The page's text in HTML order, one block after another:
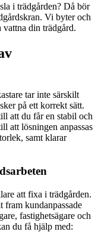
i trädgården? Då bör
Vi byter och
vattna din trädgård.
tar inte särskilt
på ett korrekt sätt.
att du får en stabil och
att lösningen anpassas
samt klarar
att fixa i trädgården.
fram kundanpassade
fastighetsägare och
du få hjälp med: